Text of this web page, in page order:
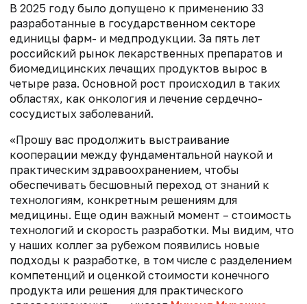
В 2025 году было допущено к применению 33
разработанные в государственном секторе
единицы фарм- и медпродукции. За пять лет
российский рынок лекарственных препаратов и
биомедицинских лечащих продуктов вырос в
четыре раза. Основной рост происходил в таких
областях, как онкология и лечение сердечно-
сосудистых заболеваний.
«Прошу вас продолжить выстраивание
кооперации между фундаментальной наукой и
практическим здравоохранением, чтобы
обеспечивать бесшовный переход от знаний к
технологиям, конкретным решениям для
медицины. Еще один важный момент – стоимость
технологий и скорость разработки. Мы видим, что
у наших коллег за рубежом появились новые
подходы к разработке, в том числе с разделением
компетенций и оценкой стоимости конечного
продукта или решения для практического